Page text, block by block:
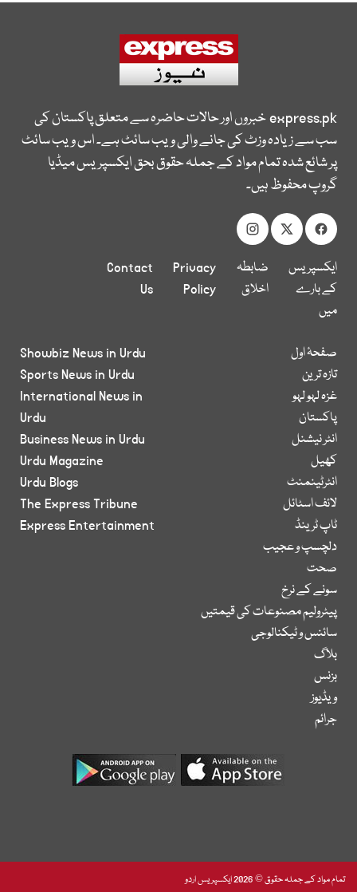
express.pkخبروں اور حالات حاضرہ سے متعلق پاکستان کی
سب سے زیادہ وزٹ کی جانے والی ویب سائٹ ہے۔ اس ویب سائٹ
پر شائع شدہ تمام مواد کے جملہ حقوق بحق ایکسپریس میڈیا
گروپ محفوظ ہیں۔
ایکسپریس
کے بارے
میں
ضابطہ
اخلاق
Privacy
Policy
Contact
Us
صفحۂ اول
تازہ ترین
غزہ لہو لہو
پاکستان
انٹر نیشنل
کھیل
انٹرٹینمنٹ
لائف اسٹائل
ٹاپ ٹرینڈ
دلچسپ و عجیب
صحت
سونے کے نرخ
پیٹرولیم مصنوعات کی قیمتیں
سائنس و ٹیکنالوجی
بلاگ
بزنس
ویڈیوز
جرائم
Showbiz News in Urdu
Sports News in Urdu
International News in
Urdu
Business News in Urdu
Urdu Magazine
Urdu Blogs
The Express Tribune
Express Entertainment
تمام مواد کے جملہ حقوق © 2026 ایکسپریس اردو